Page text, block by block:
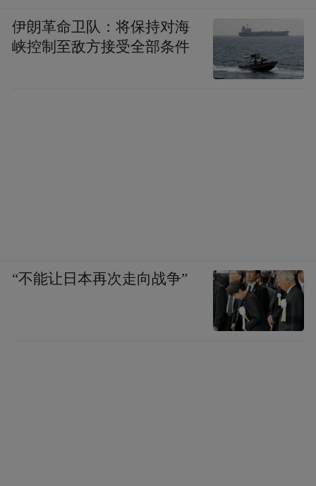
伊朗革命卫队：将保持对海
峡控制至敌方接受全部条件
“不能让日本再次走向战争”